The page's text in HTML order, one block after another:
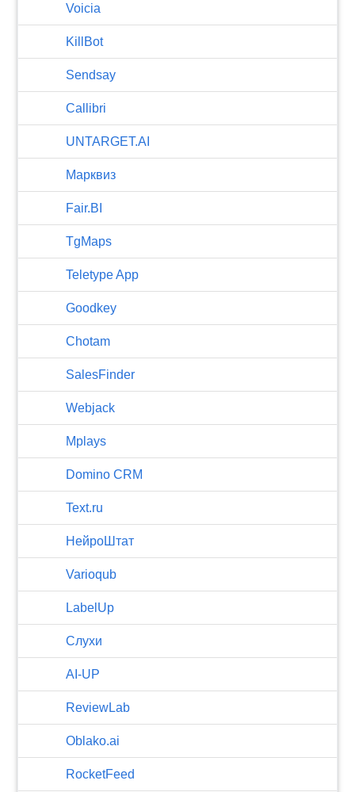
Voicia
KillBot
Sendsay
Callibri
UNTARGET.AI
Марквиз
Fair.BI
TgMaps
Teletype App
Goodkey
Chotam
SalesFinder
Webjack
Mplays
Domino CRM
Text.ru
НейроШтат
Varioqub
LabelUp
Слухи
AI-UP
ReviewLab
Oblako.ai
RocketFeed